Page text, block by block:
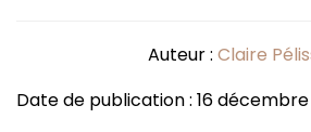
Auteur : Claire
Date de publication : 16 décembre